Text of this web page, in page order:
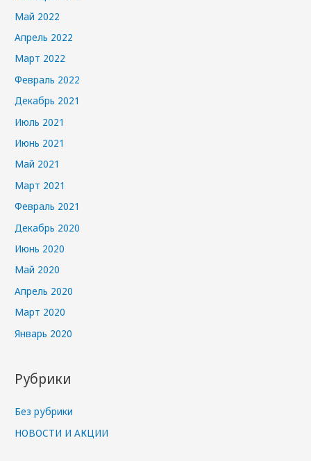
Май 2022
Апрель 2022
Март 2022
Февраль 2022
Декабрь 2021
Июль 2021
Июнь 2021
Май 2021
Март 2021
Февраль 2021
Декабрь 2020
Июнь 2020
Май 2020
Апрель 2020
Март 2020
Январь 2020
Рубрики
Без рубрики
НОВОСТИ И АКЦИИ